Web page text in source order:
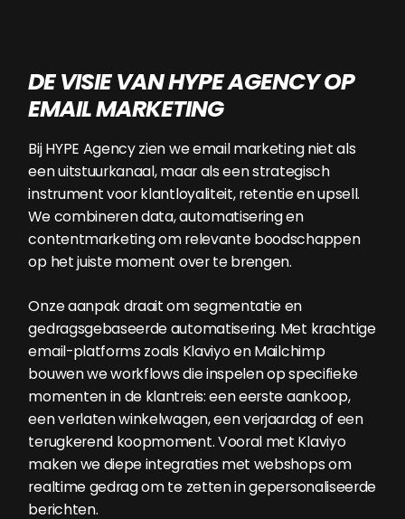
DE VISIE VAN HYPE AGENCY OP
EMAIL MARKETING
Bij HYPE Agency zien we email marketing niet als
een uitstuurkanaal, maar als een strategisch
instrument voor klantloyaliteit, retentie en upsell.
We combineren data, automatisering en
contentmarketing om relevante boodschappen
op het juiste moment over te brengen.
Onze aanpak draait om segmentatie en
gedragsgebaseerde automatisering. Met krachtige
email-platforms zoals Klaviyo en Mailchimp
bouwen we workflows die inspelen op specifieke
momenten in de klantreis: een eerste aankoop,
een verlaten winkelwagen, een verjaardag of een
terugkerend koopmoment. Vooral met Klaviyo
maken we diepe integraties met webshops om
realtime gedrag om te zetten in gepersonaliseerde
berichten.